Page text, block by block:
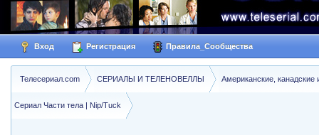
Вход Регистрация Правила_Сообщества
Телесериал.com СЕРИАЛЫ И ТЕЛЕНОВЕЛЛЫ Американские, канадские
Сериал Части тела | Nip/Tuck